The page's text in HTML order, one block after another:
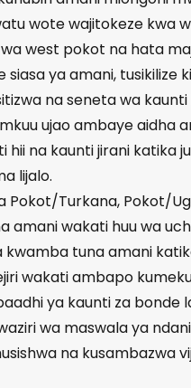
wote wajitokeze kwa
west pokot na hata
ya amani, tusikilize
na seneta wa
ujao ambaye aidha
na kaunti jirani katika
lijalo.
Pokot/Turkana, Pokot/
amani wakati huu wa
tuna amani
wakati ambapo
ya kaunti za bonde
wa maswala ya
na kusambazwa